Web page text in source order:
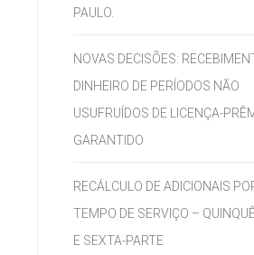
PAULO.
NOVAS DECISÕES:
DINHEIRO DE PERÍODOS NÃO
USUFRUÍDOS DE LICENÇA-
GARANTIDO
RECÁLCULO DE ADICIONAIS
TEMPO DE SERVIÇO –
E SEXTA-PARTE